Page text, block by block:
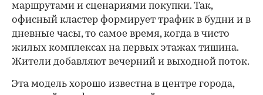
маршрутами и сценариями покупки. Так,
офисный кластер формирует трафик в будни и в
дневные часы, то самое время, когда в чисто
жилых комплексах на первых этажах тишина.
Жители добавляют вечерний и выходной поток.
Эта модель хорошо известна в центре города,